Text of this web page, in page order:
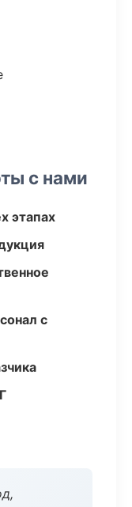
с нами
этапах
с